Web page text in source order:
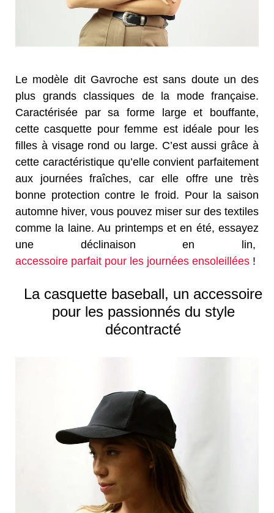
Le modèle dit Gavroche est sans doute un des
plus grands classiques de la mode française.
Caractérisée par sa forme large et bouffante,
cette casquette pour femme est idéale pour les
filles à visage rond ou large. C’est aussi grâce à
cette caractéristique qu’elle convient parfaitement
aux journées fraîches, car elle offre une très
bonne protection contre le froid. Pour la saison
automne hiver, vous pouvez miser sur des textiles
comme la laine. Au printemps et en été, essayez
une déclinaison en lin,
accessoire parfait pour les journées ensoleillées !
La casquette baseball, un accessoire
pour les passionnés du style
décontracté